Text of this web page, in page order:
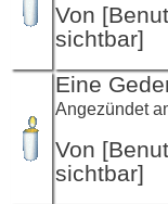
Von
sichtbar]
Eine
Angezündet
Von
sichtbar]